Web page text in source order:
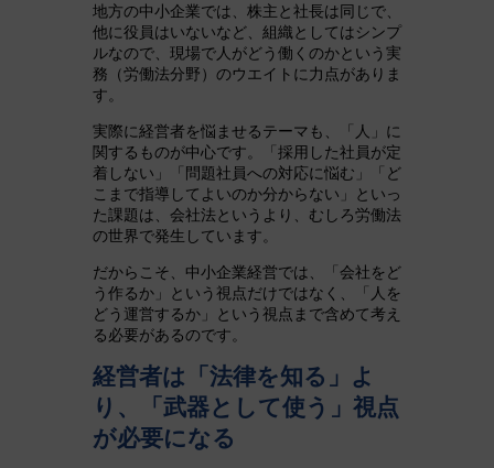
地方の中小企業では、株主と社長は同じで、
他に役員はいないなど、組織としてはシンプ
ルなので、現場で人がどう働くのかという実
務（労働法分野）のウエイトに力点がありま
す。
実際に経営者を悩ませるテーマも、「人」に
関するものが中心です。「採用した社員が定
着しない」「問題社員への対応に悩む」「ど
こまで指導してよいのか分からない」といっ
た課題は、会社法というより、むしろ労働法
の世界で発生しています。
だからこそ、中小企業経営では、「会社をど
う作るか」という視点だけではなく、「人を
どう運営するか」という視点まで含めて考え
る必要があるのです。
経営者は「法律を知る」よ
り、「武器として使う」視点
が必要になる